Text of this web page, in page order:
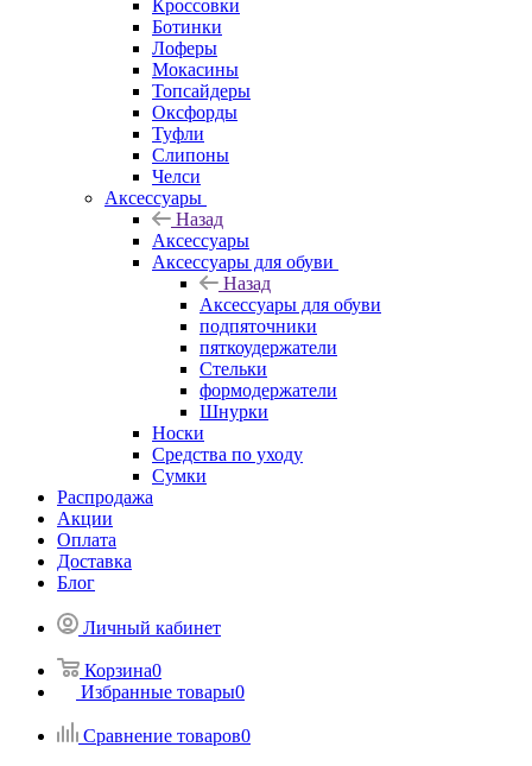
Кроссовки
Ботинки
Лоферы
Мокасины
Топсайдеры
Оксфорды
Туфли
Слипоны
Челси
Аксессуары
Назад
Аксессуары
Аксессуары для обуви
Назад
Аксессуары для обуви
подпяточники
пяткоудержатели
Стельки
формодержатели
Шнурки
Носки
Средства по уходу
Сумки
Распродажа
Акции
Оплата
Доставка
Блог
Личный кабинет
Корзина0
Избранные товары0
Сравнение товаров0